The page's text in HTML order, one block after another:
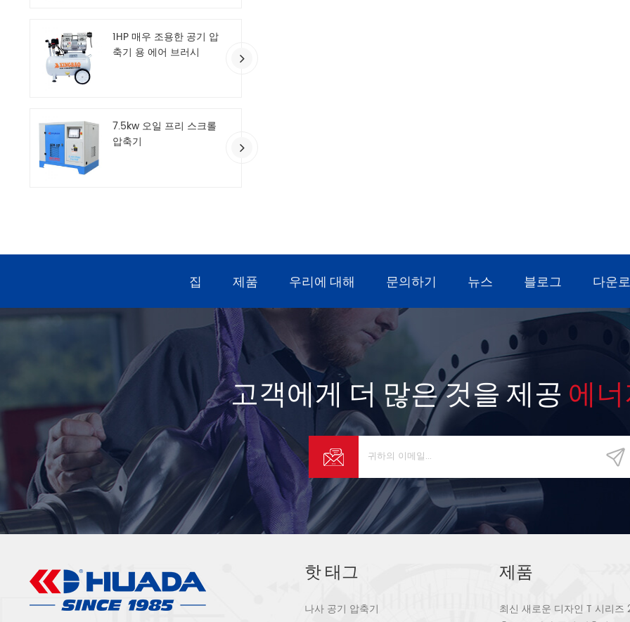
1HP 매우 조용한 공기 압
축기 용 에어 브러시
7.5kw 오일 프리 스크롤
압축기
집 제품 우리에 대해 문의하기 뉴스 블로그 다운
고객에게 더 많은 것을 제공 에
핫 태그
나사 공기 압축기
제품
최신 새로운 디자인 T 시리즈